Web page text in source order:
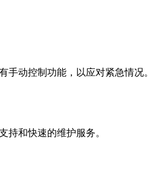
动控制功能，以应对紧急情况。
和快速的维护服务。